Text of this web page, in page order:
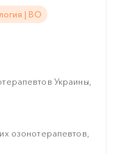
| ВО
Украины,
озонотерапевтов,